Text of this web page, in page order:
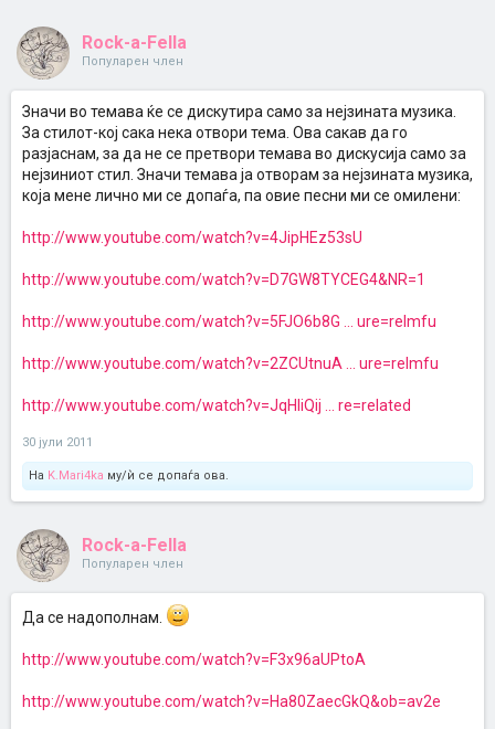
Rock-a-Fella
Популарен член
Значи во темава ќе се дискутира само за нејзината музика.
За стилот-кој сака нека отвори тема. Ова сакав да го
разјаснам, за да не се претвори темава во дискусија само за
нејзиниот стил. Значи темава ја отворам за нејзината музика,
која мене лично ми се допаѓа, па овие песни ми се омилени:
http://www.youtube.com/watch?v=4JipHEz53sU
http://www.youtube.com/watch?v=D7GW8TYCEG4&NR=1
http://www.youtube.com/watch?v=5FJO6b8G ... ure=relmfu
http://www.youtube.com/watch?v=2ZCUtnuA ... ure=relmfu
http://www.youtube.com/watch?v=JqHliQij ... re=related
30 јули 2011
На K.Mari4ka му/ѝ се допаѓа ова.
Rock-a-Fella
Популарен член
Да се надополнам.
http://www.youtube.com/watch?v=F3x96aUPtoA
http://www.youtube.com/watch?v=Ha80ZaecGkQ&ob=av2e